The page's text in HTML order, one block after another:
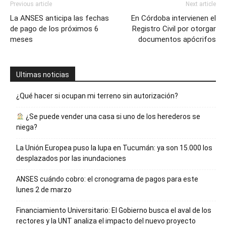
Previous article
La ANSES anticipa las fechas
de pago de los próximos 6
meses
Next article
En Córdoba intervienen el
Registro Civil por otorgar
documentos apócrifos
Ultimas noticias
¿Qué hacer si ocupan mi terreno sin autorización?
¿Se puede vender una casa si uno de los herederos se
niega?
La Unión Europea puso la lupa en Tucumán: ya son 15.000 los
desplazados por las inundaciones
ANSES cuándo cobro: el cronograma de pagos para este
lunes 2 de marzo
Financiamiento Universitario: El Gobierno busca el aval de los
rectores y la UNT analiza el impacto del nuevo proyecto